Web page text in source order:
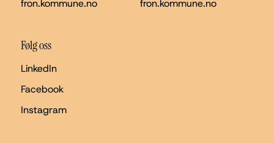
fron.kommune.no
fron.kommune.no
Følg oss
LinkedIn
Facebook
Instagram